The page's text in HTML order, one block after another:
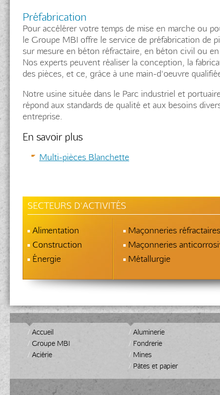
Préfabrication
Pour accélérer votre temps de mise en marche ou
le Groupe MBI offre le service de préfabrication de
sur mesure en béton réfractaire, en béton civil ou
Nos experts peuvent réaliser la conception, la
des pièces, et ce, grâce à une main-d'œuvre
Notre usine située dans le Parc industriel et
répond aux standards de qualité et aux besoins
entreprise.
En savoir plus
Multi-pièces Blanchette
SECTEURS D'ACTIVITÉS
Alimentation
Construction
Énergie
Maçonneries réfractaires
Maçonneries
Métallurgie
/ Accueil
/ Groupe MBI
/ Aciérie
/ Aluminerie
/ Fondrerie
/ Mines
/ Pâtes et papier